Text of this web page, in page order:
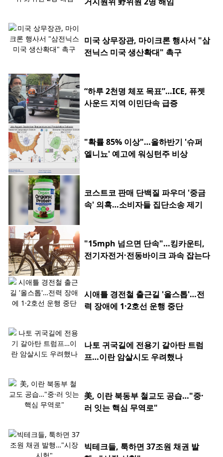
미국 상무장관, 마이크론 행사서 "삼
전닉스 미국 생산확대" 촉구
“하루 2천명 체포 목표”…ICE, 퓨젯
사운드 지역 이민단속 급증
"확률 85% 이상"…올하반기 '슈퍼
엘니뇨' 예고에 워싱턴주 비상
코스트코 판매 단백질 파우더 '중금
속' 의혹…소비자들 집단소송 제기
"15mph 넘으면 단속"…킹카운티,
전기자전거·전동바이크 과속 잡는다
시애틀 경전철 출근길 '올스톱'…전
력 장애에 1·2호선 운행 중단
나토 귀국길에 전용기 갈아탄 트럼
프…이란 암살시도 우려했나
美, 이란 북동부 철교도 공습…"중·
러 잇는 핵심 무역로"
빅테크들, 툭하면 37조원 채권 발